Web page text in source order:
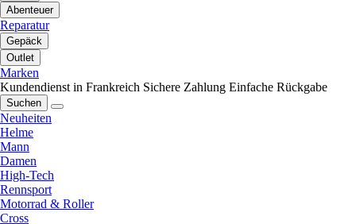
Abenteuer
Reparatur
Gepäck
Outlet
Marken
Kundendienst in Frankreich Sichere Zahlung Einfache Rückgabe
Suchen
Neuheiten
Helme
Mann
Damen
High-Tech
Rennsport
Motorrad & Roller
Cross